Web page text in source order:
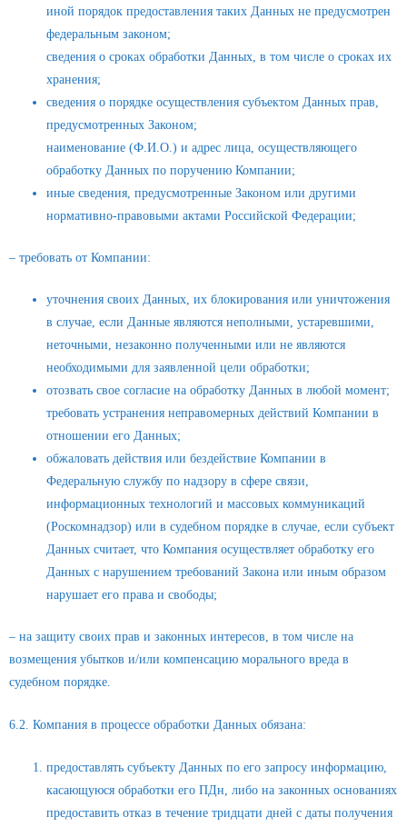
иной порядок предоставления таких Данных не предусмотрен
федеральным законом;
сведения о сроках обработки Данных, в том числе о сроках их
хранения;
сведения о порядке осуществления субъектом Данных прав,
предусмотренных Законом;
наименование (Ф.И.О.) и адрес лица, осуществляющего
обработку Данных по поручению Компании;
иные сведения, предусмотренные Законом или другими
нормативно-правовыми актами Российской Федерации;
– требовать от Компании:
уточнения своих Данных, их блокирования или уничтожения
в случае, если Данные являются неполными, устаревшими,
неточными, незаконно полученными или не являются
необходимыми для заявленной цели обработки;
отозвать свое согласие на обработку Данных в любой момент;
требовать устранения неправомерных действий Компании в
отношении его Данных;
обжаловать действия или бездействие Компании в
Федеральную службу по надзору в сфере связи,
информационных технологий и массовых коммуникаций
(Роскомнадзор) или в судебном порядке в случае, если субъект
Данных считает, что Компания осуществляет обработку его
Данных с нарушением требований Закона или иным образом
нарушает его права и свободы;
– на защиту своих прав и законных интересов, в том числе на
возмещения убытков и/или компенсацию морального вреда в
судебном порядке.
6.2. Компания в процессе обработки Данных обязана:
предоставлять субъекту Данных по его запросу информацию,
касающуюся обработки его ПДн, либо на законных основаниях
предоставить отказ в течение тридцати дней с даты получения